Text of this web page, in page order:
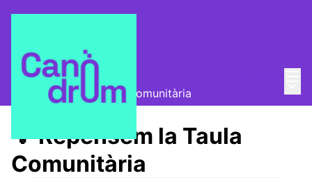
Taula Comunitària
💡 Repensem la Taula Comunitària
💡 Repensem la Taula
Comunitària